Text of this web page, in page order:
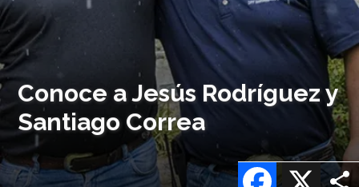
Conoce a Jesús Rodríguez y
Santiago Correa
X
Facebook